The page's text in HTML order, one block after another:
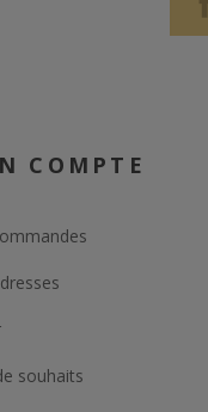
COMPTE
souhaits